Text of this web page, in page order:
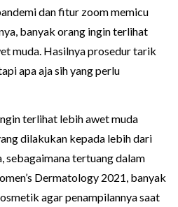
dan fitur zoom memicu
banyak orang ingin terlihat
muda. Hasilnya prosedur tarik
apa aja sih yang perlu
terlihat lebih awet muda
dilakukan kepada lebih dari
sebagaimana tertuang dalam
Dermatology 2021, banyak
agar penampilannya saat